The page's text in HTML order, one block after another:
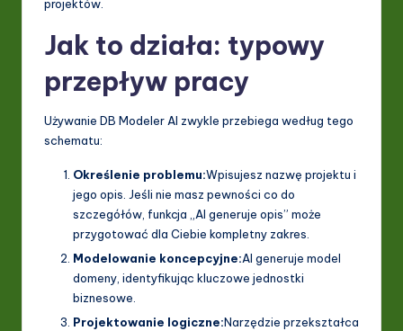
projektów.
Jak to działa: typowy
przepływ pracy
Używanie DB Modeler AI zwykle przebiega według tego
schematu:
Określenie problemu:Wpisujesz nazwę projektu i
jego opis. Jeśli nie masz pewności co do
szczegółów, funkcja „AI generuje opis” może
przygotować dla Ciebie kompletny zakres.
Modelowanie koncepcyjne:AI generuje model
domeny, identyfikując kluczowe jednostki
biznesowe.
Projektowanie logiczne:Narzędzie przekształca